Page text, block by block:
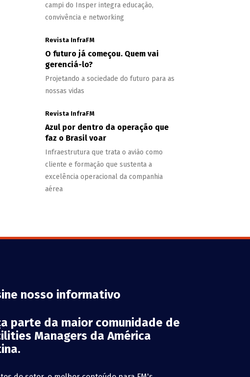
campi do Insper integra educação,
convivência e networking
Revista InfraFM
O futuro já começou. Quem vai
gerenciá-lo?
Projetando a sociedade do futuro para as
nossas vidas
Revista InfraFM
Azul por dentro da operação que
faz o Brasil voar
Infraestrutura que trata o avião como
cliente e formação que sustenta a
excelência operacional da companhia
aérea
nosso informativo
parte da maior comunidade de
Managers da América